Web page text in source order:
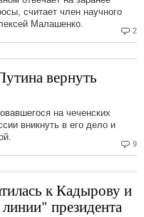
2
считает член научного
Малашенко.
9
вернуть
на чеченских
вникнуть в его дело и
к Кадырову и
президента